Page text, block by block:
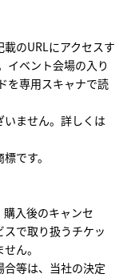
載のURL にアクセスす
イベント会場の入り
を専用スキャナで読
ません。詳しくは
です。
入後のキャンセ
で取り扱うチケッ
ん。
等は、当社の決定